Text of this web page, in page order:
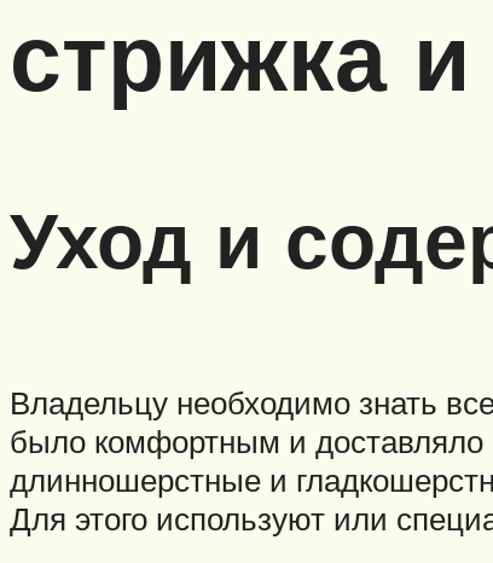
стрижка
Уход и
Владельцу необходимо знать
было комфортным и
длинношерстные и
Для этого используют или